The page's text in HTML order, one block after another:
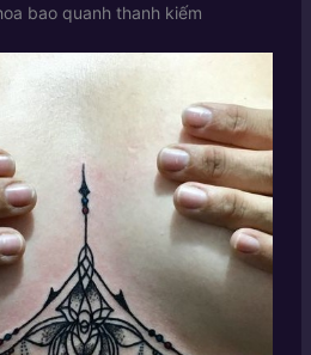
bao quanh thanh kiếm